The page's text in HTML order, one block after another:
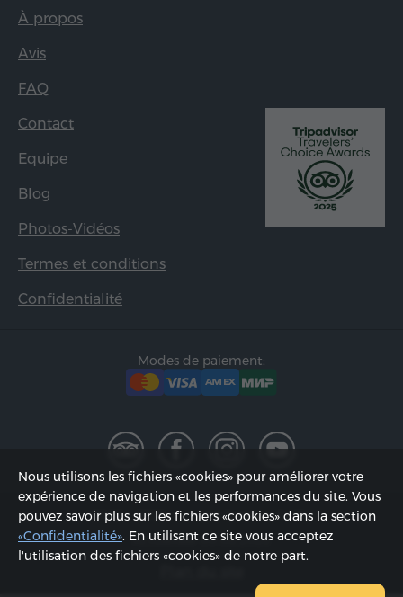
À propos
Avis
FAQ
Contact
Equipe
Blog
Photos-Vidéos
Termes et conditions
Confidentialité
Modes de paiement:
2002 - 2026, © «Hyur Service» SARL;
Actualisée 09.08.2026
Nous utilisons les fichiers «cookies» pour améliorer votre
expérience de navigation et les performances du site. Vous
pouvez savoir plus sur les fichiers «cookies» dans la section
«Confidentialité». En utilisant ce site vous acceptez
l'utilisation des fichiers «cookies» de notre part.